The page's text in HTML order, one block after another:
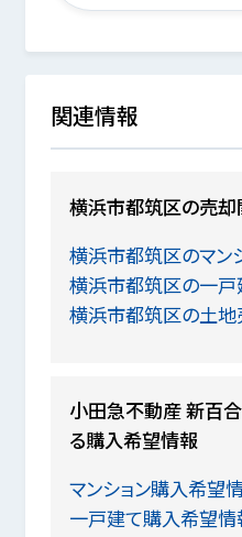
関連情報
横浜市都筑区の売
横浜市都筑区のマン
横浜市都筑区の一戸
横浜市都筑区の土地
小田急不動産 新百
る購入希望情報
マンション購入希望
一戸建て購入希望情